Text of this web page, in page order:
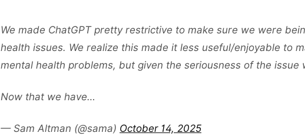
We made ChatGPT pretty restrictive to make sure we were
health issues. We realize this made it less useful/enjoyable to
mental health problems, but given the seriousness of the
Now that we have…
— Sam Altman (@sama) October 14, 2025